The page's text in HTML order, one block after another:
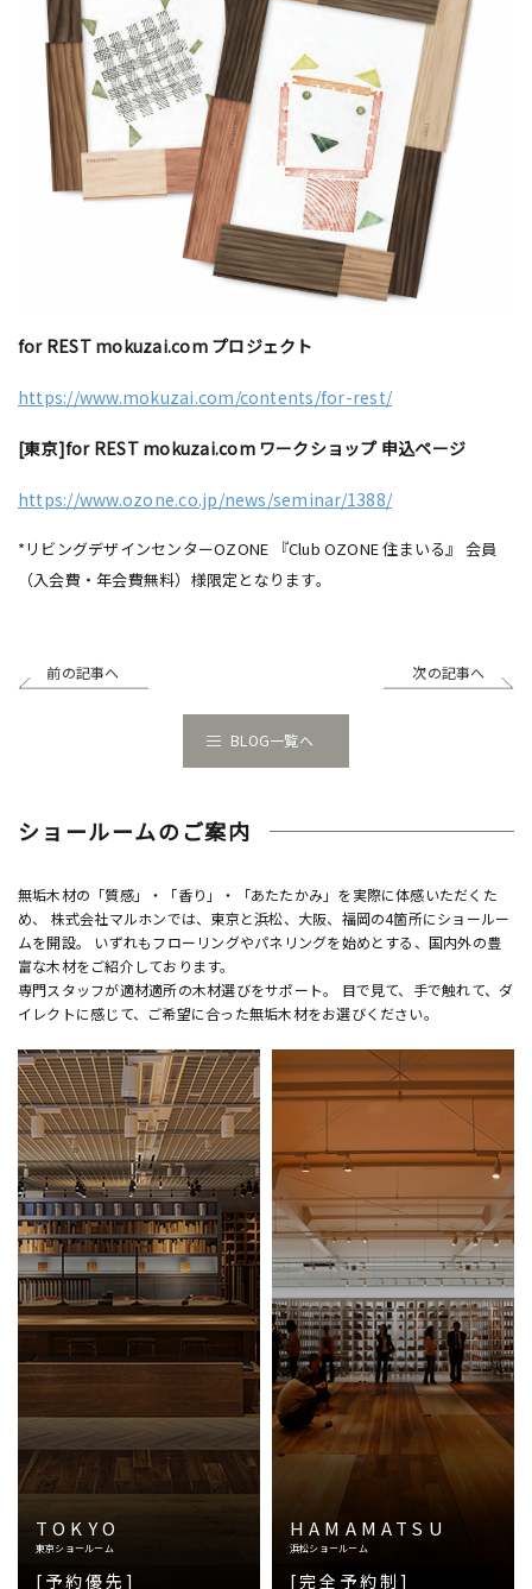
for REST mokuzai.com プロジェクト
https://www.mokuzai.com/contents/for-rest/
[東京]for REST mokuzai.com ワークショップ 申込ページ
https://www.ozone.co.jp/news/seminar/1388/
*リビングデザインセンターOZONE 『Club OZONE 住まいる』 会員
（入会費・年会費無料）様限定となります。
前の記事へ 次の記事へ
BLOG一覧へ
ショールームのご案内
無垢木材の「質感」・「香り」・「あたたかみ」を実際に体感いただくた
め、 株式会社マルホンでは、東京と浜松、大阪、福岡の4箇所にショールー
ムを開設。 いずれもフローリングやパネリングを始めとする、国内外の豊
富な木材をご紹介しております。
専門スタッフが適材適所の木材選びをサポート。 目で見て、手で触れて、ダ
イレクトに感じて、ご希望に合った無垢木材をお選びください。
TOKYO
東京ショールーム
[予約優先]
HAMAMATSU
浜松ショールーム
[完全予約制]